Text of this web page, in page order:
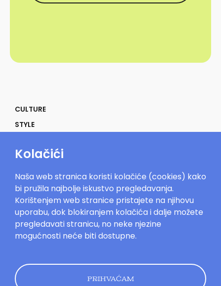
CULTURE
STYLE
POWER
IN THE MOOD
Mood.hr©2023. Sva prava zadržana.
korištenja
Politika kolačića
Pravila
privatnosti
Kolačići
Naša web stranica koristi kolačiće (cookies) kako
bi pružila najbolje iskustvo pregledavanja.
Korištenjem web stranice pristajete na njihovu
uporabu, dok blokiranjem kolačića i dalje možete
pregledavati stranicu, no neke njezine
mogućnosti neće biti dostupne.
PRIHVAĆAM